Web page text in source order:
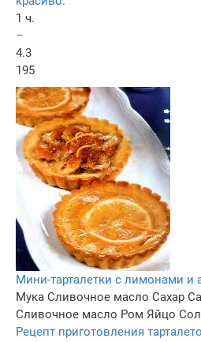
1 ч.
–
4.3
195
Мини-тарталетки с лимонами и
Мука Сливочное масло Сахар
Сливочное масло Ром Яйцо
Рецепт приготовления